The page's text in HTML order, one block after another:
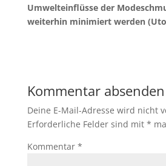
Umwelteinflüsse der
weiterhin minimiert werden
Kommentar absenden
Deine E-Mail-Adresse wird nicht
Erforderliche Felder sind mit *
Kommentar *